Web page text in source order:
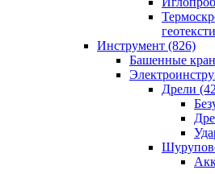
Инструмент (826)
Башенные
Дрели